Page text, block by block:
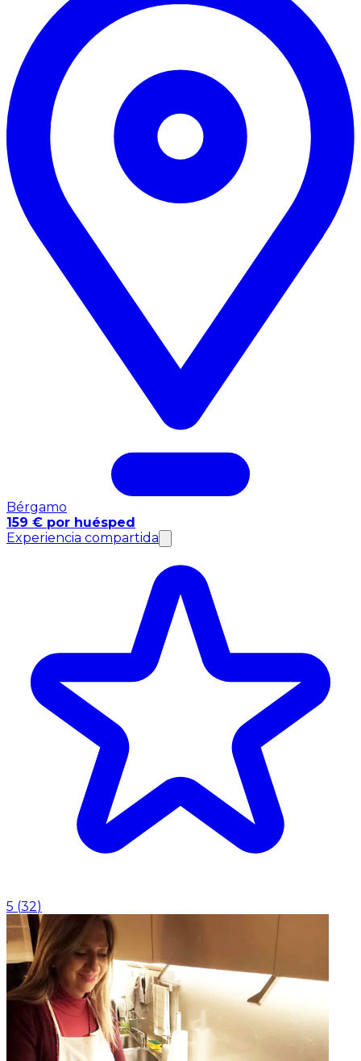
Bérgamo
159 € por huésped
Experiencia compartida
5 (32)